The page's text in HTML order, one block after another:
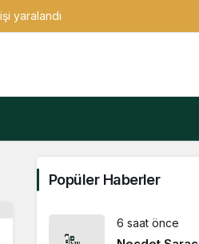
yaralandı
Popüler Haberler
6 saat önce